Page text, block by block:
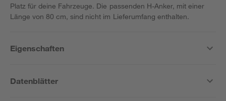
Platz für deine Fahrzeuge. Die passenden H-Anker, mit einer
Länge von 80 cm, sind nicht im Lieferumfang enthalten.
Eigenschaften
Datenblätter